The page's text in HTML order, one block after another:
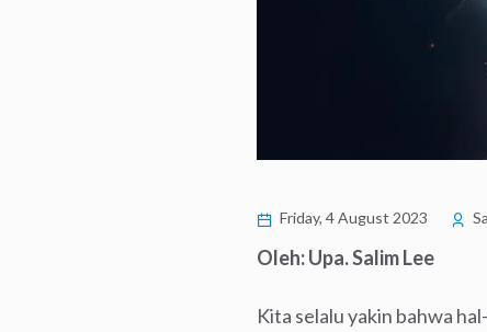
Friday, 4 August 2023
Oleh: Upa. Salim Lee
Kita selalu yakin bahwa